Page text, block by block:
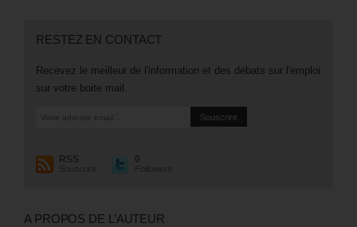
RESTEZ EN CONTACT
Recevez le meilleur de l'information et des débats sur l'emploi
sur votre boite mail.
RSS
Souscrire
0
Followers
A PROPOS DE L’AUTEUR